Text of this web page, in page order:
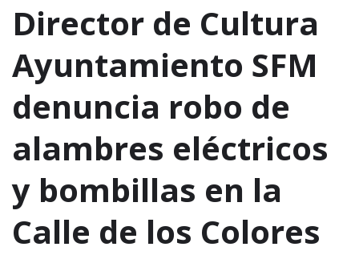
Director de Cultura
Ayuntamiento SFM
denuncia robo de
alambres eléctricos
y bombillas en la
Calle de los Colores